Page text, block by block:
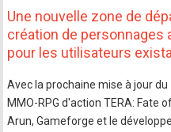
Une nouvelle zone de
création de personnages
pour les utilisateurs
Avec la prochaine mise à jour du
MMO-RPG d'action TERA: Fate
Arun, Gameforge et le